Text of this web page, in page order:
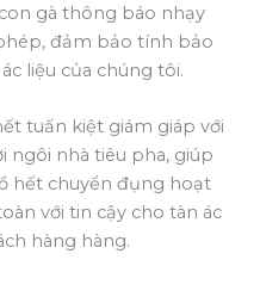
gà thông báo nhạy
đảm bảo tính bảo
liệu của chúng tôi.
tuấn kiệt giám giáp với
ngôi nhà tiêu pha, giúp
hết chuyển đụng hoạt
với tin cậy cho tàn ác
hàng hàng.